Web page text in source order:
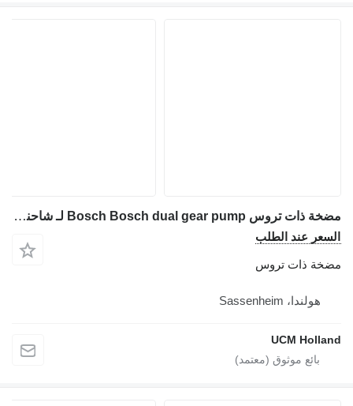
مضخة ذات تروس Bosch Bosch dual gear pump لـ شاحنة رافعة
السعر عند الطلب
مضخة ذات تروس
هولندا، Sassenheim
UCM Holland